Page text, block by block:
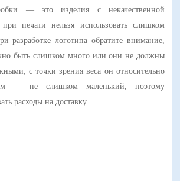
— это изделия с некачественной
печати нельзя использовать слишком
разработке логотипа обратите внимание,
быть слишком много или они не должны
с точки зрения веса он относительно
— не слишком маленький, поэтому
расходы на доставку.